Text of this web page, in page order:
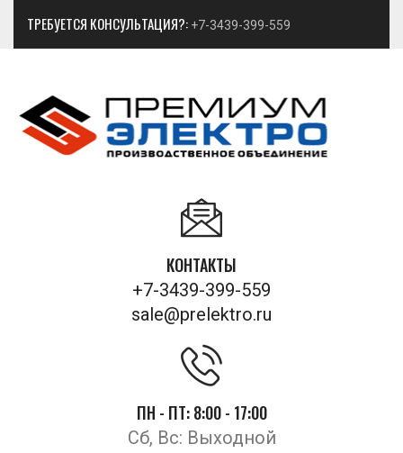
ТРЕБУЕТСЯ КОНСУЛЬТАЦИЯ?: +7-3439-399-559
КОНТАКТЫ
+7-3439-399-559
sale@prelektro.ru
ПН - ПТ: 8:00 - 17:00
Сб, Вс: Выходной